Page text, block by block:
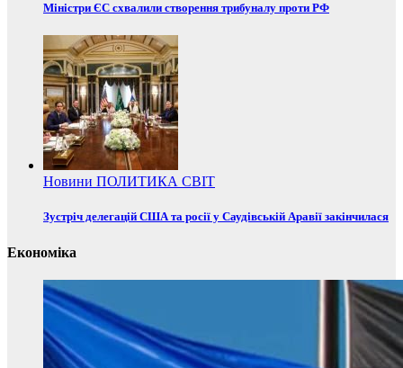
Міністри ЄС схвалили створення трибуналу проти РФ
Новини ПОЛИТИКА СВІТ
Зустріч делегацій США та росії у Саудівській Аравії закінчилася
Економіка